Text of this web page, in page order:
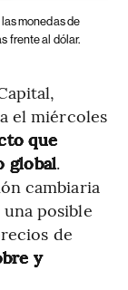
monedas de
frente al dólar.
el miércoles
que
global.
cambiaria
posible
de
y